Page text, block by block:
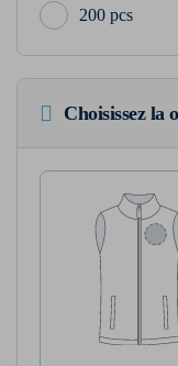
200 pcs
Choisissez la